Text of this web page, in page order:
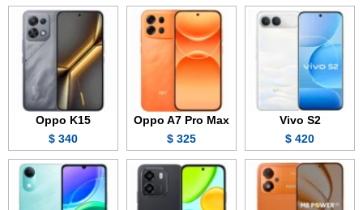
Vivo S2
420 $
Oppo A7 Pro Max
325 $
Oppo K15
340 $